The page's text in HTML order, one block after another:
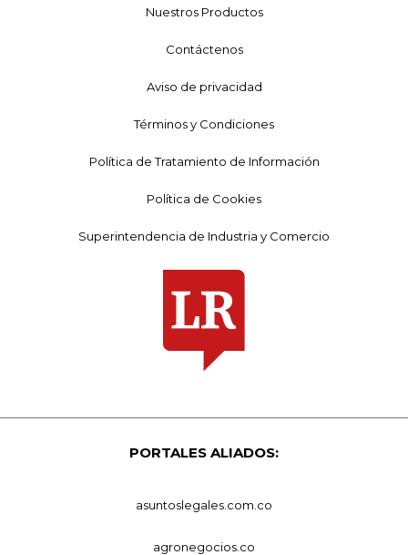
Nuestros Productos
Contáctenos
Aviso de privacidad
Términos y Condiciones
Política de Tratamiento de Información
Política de Cookies
Superintendencia de Industria y Comercio
PORTALES ALIADOS:
asuntoslegales.com.co
agronegocios.co